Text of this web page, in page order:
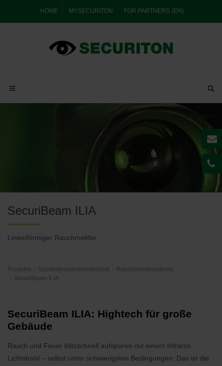
HOME MYSECURITON FOR PARTNERS (EN)
SecuriBeam ILIA
Linienförmiger Rauchmelder
Produkte Sonderbrandmeldetechnik
Rauchmeldesysteme
SecuriBeam ILIA
SecuriBeam ILIA: Hightech für große
Gebäude
Rauch und Feuer blitzschnell aufspüren mit einem Infrarot-
Lichtstrahl – selbst unter schwierigsten Bedingungen: Das ist die